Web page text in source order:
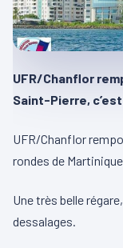
UFR/Chanflor
Saint-Pierre,
UFR/Chanflor
rondes de
Une très belle
dessalages.